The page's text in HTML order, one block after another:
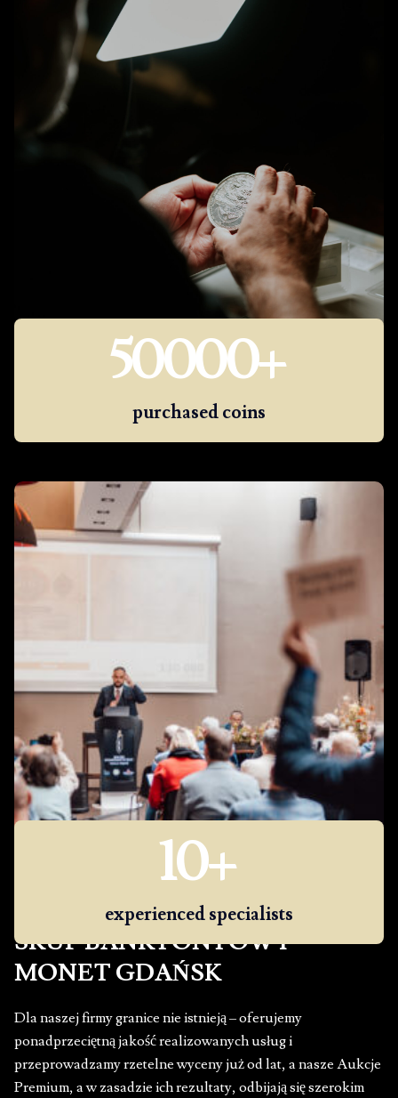
50000+
purchased coins
SKUP BANKTONTÓW I
MONET GDAŃSK
Dla naszej firmy granice nie istnieją – oferujemy
ponadprzeciętną jakość realizowanych usług i
przeprowadzamy rzetelne wyceny już od lat, a nasze Aukcje
Premium, a w zasadzie ich rezultaty, odbijają się szerokim
10+
experienced specialists